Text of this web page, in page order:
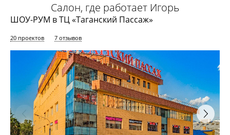
Салон, где работает Игорь
ШОУ-РУМ в ТЦ «Таганский Пассаж»
20 проектов 7 отзывов